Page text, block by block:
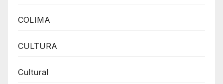
COLIMA
CULTURA
Cultural